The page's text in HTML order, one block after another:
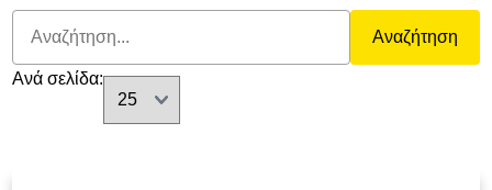
Αναζήτηση
Ανά σελίδα: